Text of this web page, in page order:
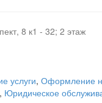
8 к1 - 32; 2 этаж
услуги, Оформление
, Юридическое